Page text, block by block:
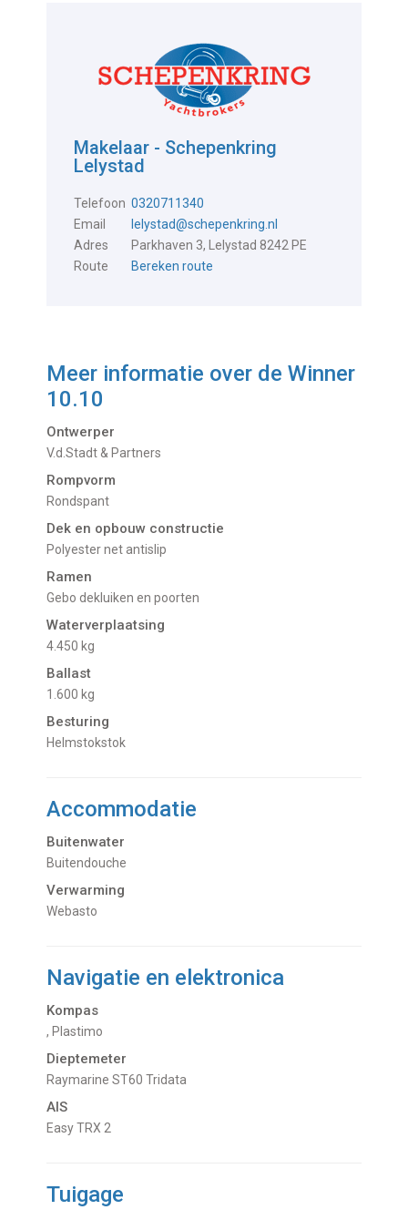
Makelaar - Schepenkring
Lelystad
Telefoon 0320711340
Email
lelystad@schepenkring.nl
Adres
Parkhaven 3, Lelystad 8242 PE
Route
Bereken route
Meer informatie over deWinner
10.10
Ontwerper
V.d.Stadt & Partners
Rompvorm
Rondspant
Dek en opbouw constructie
Polyester net antislip
Ramen
Gebo dekluiken en poorten
Waterverplaatsing
4.450 kg
Ballast
1.600 kg
Besturing
Helmstokstok
Accommodatie
Buitenwater
buitendouche
Verwarming
Webasto
Navigatie en elektronica
Kompas
, Plastimo
Dieptemeter
Raymarine ST60 Tridata
AIS
Easy TRX 2
Tuigage